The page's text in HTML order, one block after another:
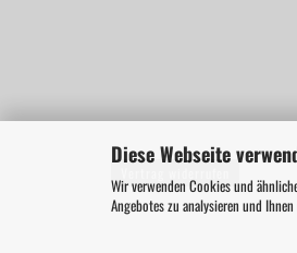
Diese Webseite
Wir verwenden Cookies und
Angebotes zu analysieren und